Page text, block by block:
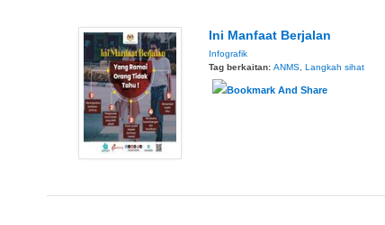
Ini Manfaat Berjalan
Infografik
Tag berkaitan: ANMS, Langkah sihat